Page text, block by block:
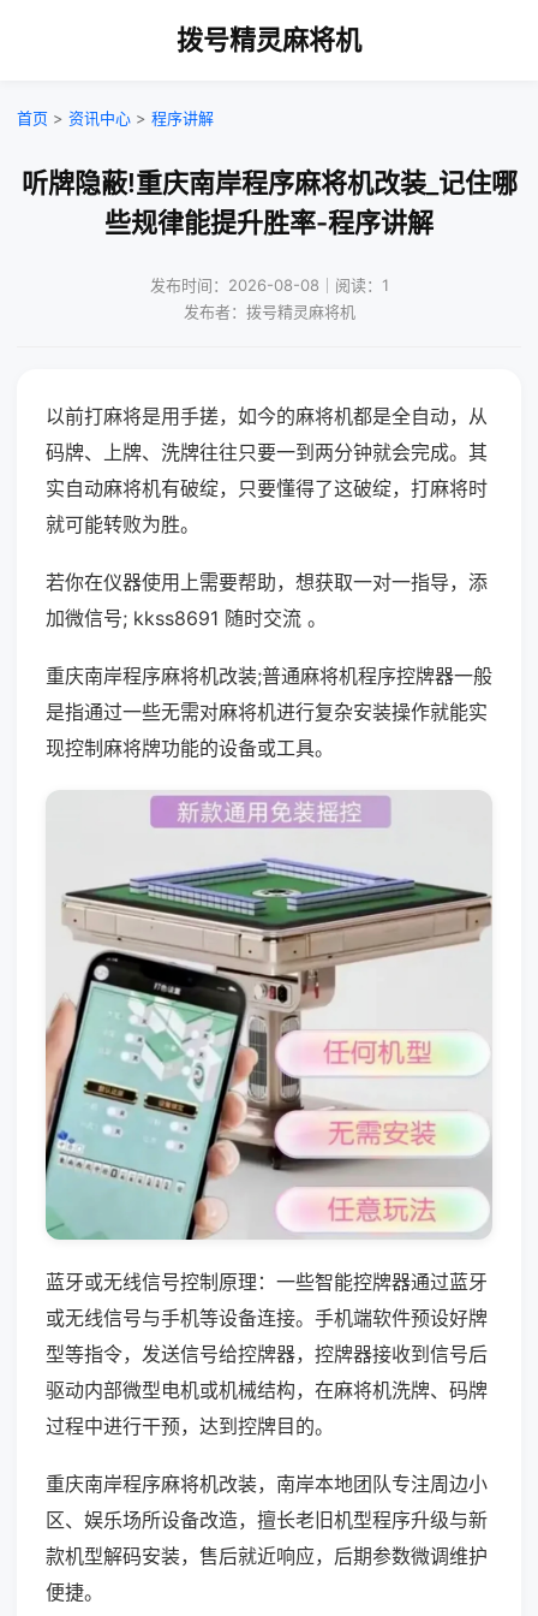
拨号精灵麻将机
首页 > 资讯中心 > 程序讲解
听牌隐蔽!重庆南岸程序麻将机改装_记住哪
些规律能提升胜率-程序讲解
发布时间：2026-08-08｜阅读：1
发布者：拨号精灵麻将机
以前打麻将是用手搓，如今的麻将机都是全自动，从
码牌、上牌、洗牌往往只要一到两分钟就会完成。其
实自动麻将机有破绽，只要懂得了这破绽，打麻将时
就可能转败为胜。
若你在仪器使用上需要帮助，想获取一对一指导，添
加微信号; kkss8691 随时交流 。
重庆南岸程序麻将机改装;普通麻将机程序控牌器一般
是指通过一些无需对麻将机进行复杂安装操作就能实
现控制麻将牌功能的设备或工具。
蓝牙或无线信号控制原理：一些智能控牌器通过蓝牙
或无线信号与手机等设备连接。手机端软件预设好牌
型等指令，发送信号给控牌器，控牌器接收到信号后
驱动内部微型电机或机械结构，在麻将机洗牌、码牌
过程中进行干预，达到控牌目的。
重庆南岸程序麻将机改装，南岸本地团队专注周边小
区、娱乐场所设备改造，擅长老旧机型程序升级与新
款机型解码安装，售后就近响应，后期参数微调维护
便捷。